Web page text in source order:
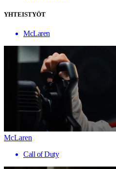
YHTEISTYÖT
McLaren
McLaren
Call of Duty